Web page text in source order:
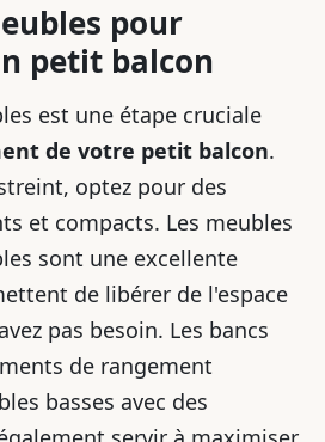
pour
petit balcon
est une étape cruciale
de votre petit balcon.
optez pour des
et compacts. Les meubles
sont une excellente
de libérer de l'espace
pas besoin. Les bancs
de rangement
basses avec des